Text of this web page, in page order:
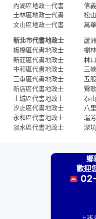
內湖區地政士代書
士林區地政士代書
文山區地政士代書
信
松
萬
新北市代書地政士
板橋區代書地政士
新莊區代書地政士
中和區代書地政士
三重區代書地政士
新店區代書地政士
土城區代書地政士
汐止區代書地政士
永和區代書地政士
淡水區代書地政士
蘆
樹
林
三
五
鶯
泰
八
瑞
深
鄉
歡迎